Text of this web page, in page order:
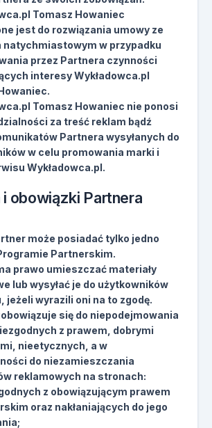
Tomasz Howaniec
jest do rozwiązania umowy ze
natychmiastowym w przypadku
przez Partnera czynności
interesy Wykładowca.pl
Tomasz Howaniec nie ponosi
za treść reklam bądź
Partnera wysyłanych do
w celu promowania marki i
Wykładowca.pl.
i obowiązki Partnera
może posiadać tylko jedno
Partnerskim.
prawo umieszczać materiały
lub wysyłać je do użytkowników
jeżeli wyrazili oni na to zgodę.
się do niepodejmowania
z prawem, dobrymi
nieetycznych, a w
do niezamieszczania
reklamowych na stronach:
z obowiązującym prawem
oraz nakłaniających do jego